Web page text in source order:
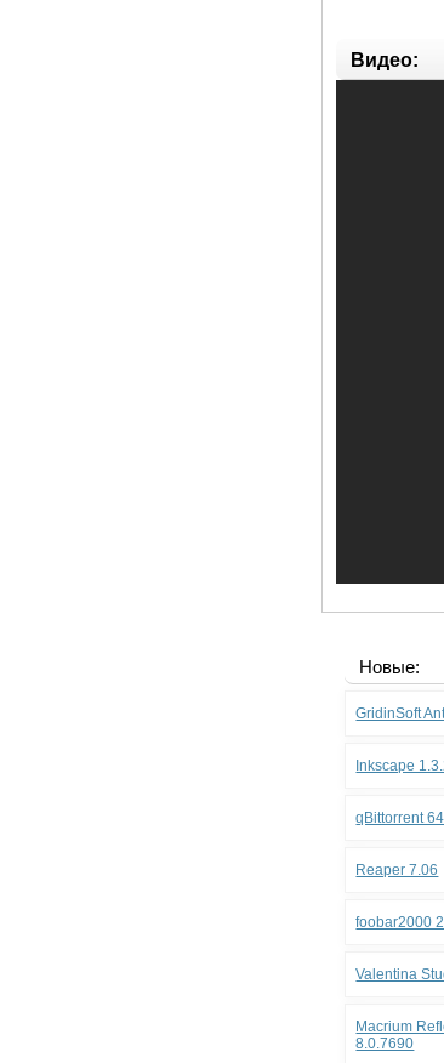
Видео:
Новые:
GridinSoft
Inkscape
qBittorrent
Reaper 7.06
foobar2000
Valentina
Macrium
8.0.7690